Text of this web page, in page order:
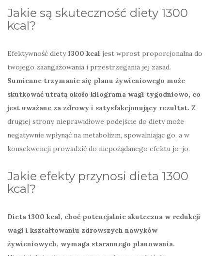
Jakie są skuteczność diety 1300
kcal?
Efektywność diety1300 kcal jest wprost proporcjonalna do
twojego zaangażowania i przestrzegania jej zasad.
Sumienne trzymanie się planu żywieniowego może
skutkować utratą około kilograma wagi tygodniowo, co
jest uważane za zdrowy i satysfakcjonujący rezultat. Z
drugiej strony, nieprawidłowe podejście do diety może
negatywnie wpłynąć na metabolizm, spowalniając go, a w
konsekwencji prowadzić do niepożądanego efektu jo-jo.
Jakie efekty przynosi dieta 1300
kcal?
Dieta 1300 kcal, choć potencjalnie skuteczna w redukcji
wagi i kształtowaniu zdrowszych nawyków
żywieniowych, wymaga starannego planowania.